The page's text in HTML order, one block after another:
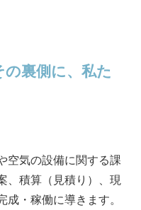
裏側に、私た
空気の設備に関する課
、積算（見積り）、現
・稼働に導きます。